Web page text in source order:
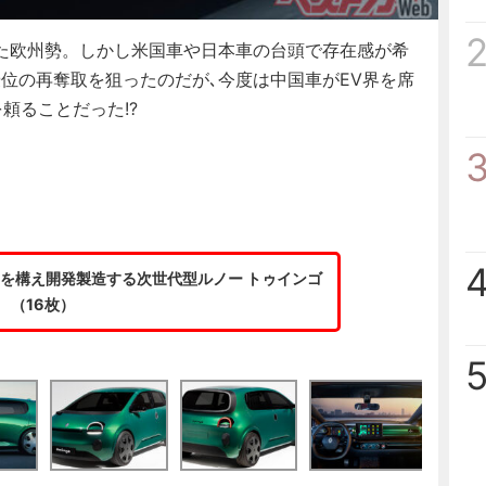
州勢。しかし米国車や日本車の台頭で存在感が希
の再奪取を狙ったのだが､今度は中国車がEV界を席
ることだった!?
構え開発製造する次世代型ルノー トゥインゴ
（16枚）